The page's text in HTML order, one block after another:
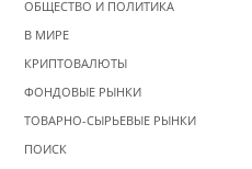
ОБЩЕСТВО И ПОЛИТИКА
В МИРЕ
КРИПТОВАЛЮТЫ
ФОНДОВЫЕ РЫНКИ
ТОВАРНО-СЫРЬЕВЫЕ РЫНКИ
ПОИСК